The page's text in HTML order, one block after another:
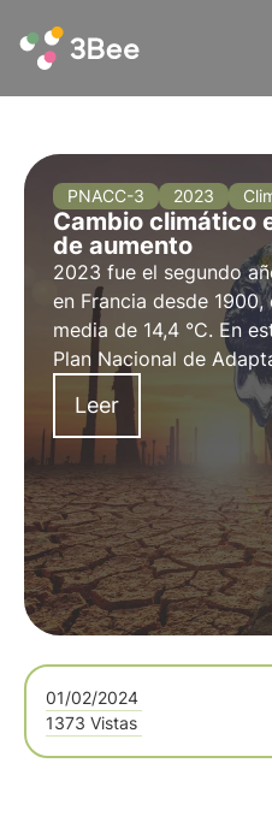
PNACC-3 2023
Cambio climático
de aumento
2023 fue el segundo
en Francia desde
media de 14,4 °C. En
Plan Nacional de
Climático" se activará
Más información sobre
este artículo.
Leer
01/02/2024
1373 Vistas